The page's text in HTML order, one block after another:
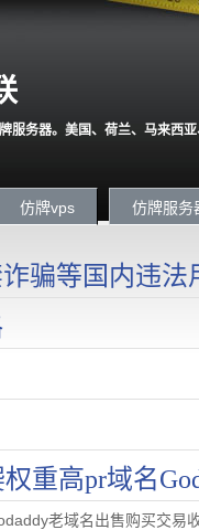
服务器。美国、荷兰、马来西
仿牌vps 仿牌服务
骗等国内违法
重高pr域名
名,外链反链域
老域名出售购买交易